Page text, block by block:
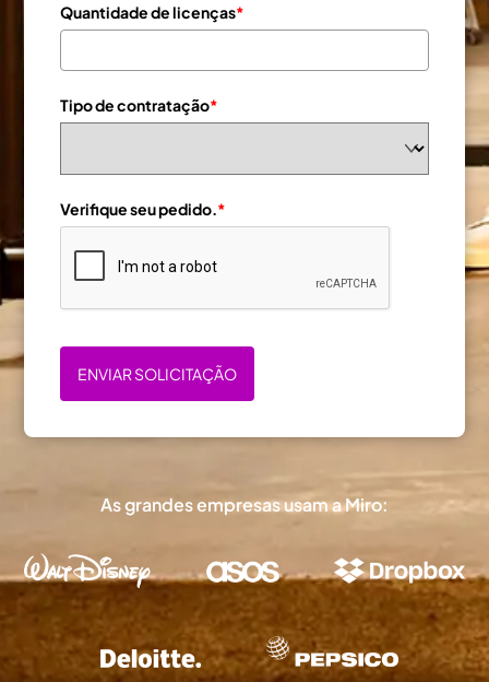
Quantidade de licenças*
Tipo de contratação*
Verifique seu pedido.*
ENVIAR SOLICITAÇÃO
As grandes empresas usam a Miro: